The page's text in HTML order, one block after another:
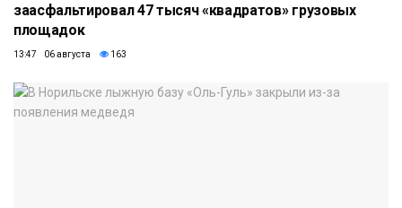
заасфальтировал 47 тысяч «квадратов» грузовых
площадок
13:47 06 августа 163